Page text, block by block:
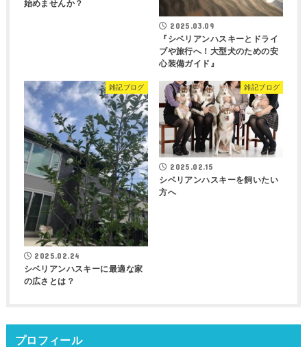
始めませんか？
2025.03.09
『シベリアンハスキーとドライ
ブや旅行へ！大型犬のための安
心装備ガイド』
雑記ブログ
2025.02.24
シベリアンハスキーに最適な家
の広さとは？
雑記ブログ
2025.02.15
シベリアンハスキーを飼いたい
方へ
プロフィール